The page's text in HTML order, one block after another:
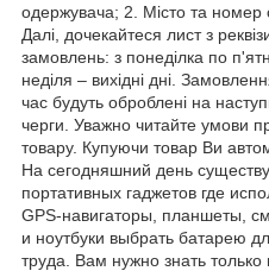
одержувача; 2. Місто та номер
Далі, дочекайтеся лист з
замовлень: з понеділка по
неділя – вихідні дні.
час будуть оброблені на
черги. Уважно читайте умови
товару. Купуючи товар Ви
На сегодняшний день
портативных гаджетов где
GPS-навигаторы, планшеты,
и ноутбуки выбрать батарею
труда. Вам нужно знать